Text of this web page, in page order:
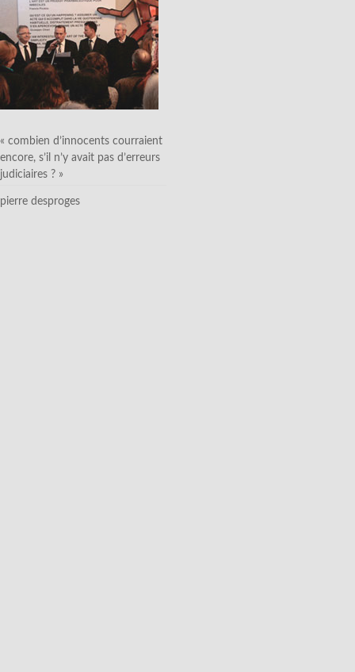
« combien d’innocents courraient
encore, s’il n’y avait pas d’erreurs
judiciaires ? »
pierre desproges